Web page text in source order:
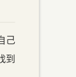
己
到